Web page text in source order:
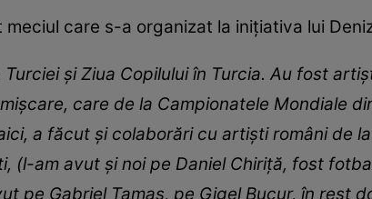
care s-a organizat la inițiativa lui
și Ziua Copilului în Turcia. Au fost
care de la Campionatele Mondiale
a făcut și colaborări cu artiști români de
(l-am avut și noi pe Daniel Chiriță, fost
pe Gabriel Tamaș, pe Gigel Bucur, în rest